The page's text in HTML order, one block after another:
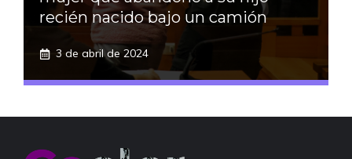
recién nacido bajo un camión
3 de abril de 2024